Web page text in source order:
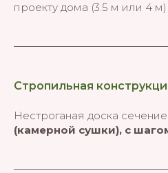
проекту дома (3.5 м или 4 м)
Стропильная
Нестроганая доска
(камерной сушки), с